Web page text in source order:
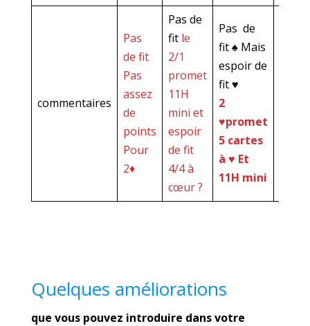
commentaires
Pas
de fit
Pas
assez
de
points
Pour
2♦
Pas de
fit le
2/1
promet
11H
mini et
espoir
de fit
4/4 à
cœur ?
Pas de
fit ♠ Mais
espoir de
fit ♥
2
♥promet
5 cartes
à ♥ Et
11H mini
Quelques améliorations
que vous pouvez introduire dans votre